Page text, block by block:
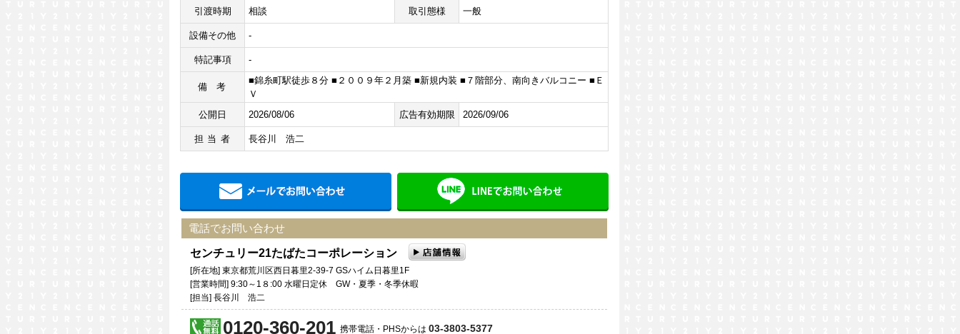
引渡時期 相談 取引態様 一般
設備その他 -
特記事項 -
備考
■錦糸町駅徒歩８分 ■２００９年２月築 ■新規内装 ■７階部分、南向きバルコニー ■Ｅ
Ｖ
公開日
2026/08/06 広告有効期限 2026/09/06
担当者 長谷川 浩二
メールでお問い合わせ
電話でお問い合わせ
センチュリー21たばたコーポレーション
[所在地] 東京都荒川区西日暮里2-39-7 GSハイム日暮里1F
[営業時間] 9:30～1８:00 水曜日定休 GW・夏季・冬季休暇
[担当] 長谷川 浩二
0120-360-201 携帯電話・PHSからは 03-3803-5377